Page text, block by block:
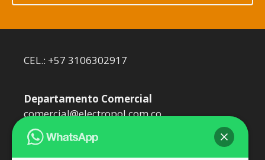
CEL.: +57 3106302917
Departamento Comercial
comercial@electropol.com.co